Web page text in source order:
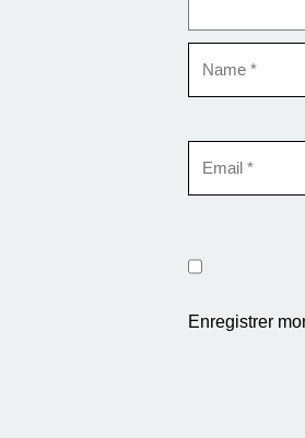
Enregistrer